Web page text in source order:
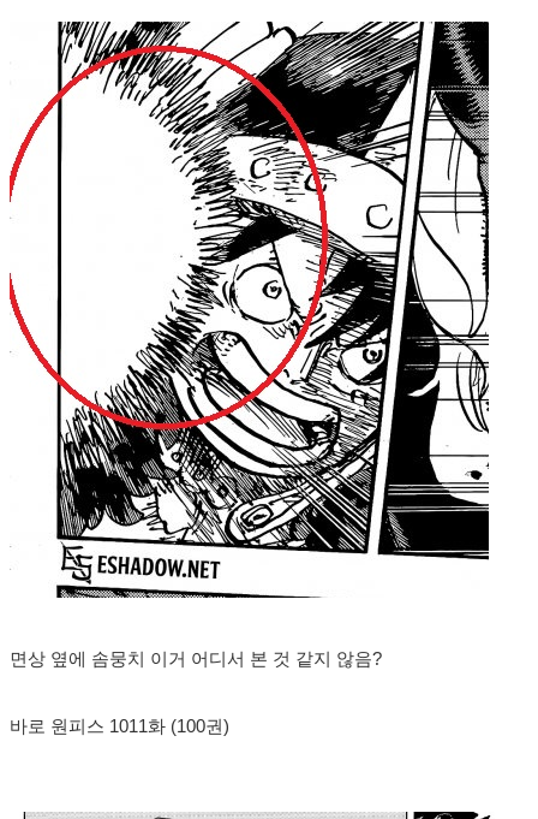
면상 옆에 솜뭉치 이거 어디서 본 것 같지 않음?
바로 원피스 1011화 (100권)